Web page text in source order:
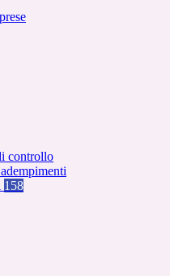
controllo
158